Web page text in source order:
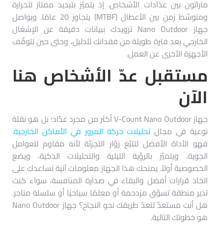
ماراثون بين عدّادات الأشخاص. إذ يتميّز بتبديد ممتاز للحرارة
ومتوسّط زمن بين الأعطال (MTBF) يتجاوز 20 عامًا. ويواصل
جهاز Nano Outdoor تزويدك ببيانات دقيقة عن الإشغال
الخارجي بعد فترة طويلة من فقدانك للدليل، وحتى حين تتوقّف
الأجهزة الأخرى عن العمل.
مستقبل عدّ الأشخاص هنا
الآن
جهاز V-Count Nano Outdoor أكثر من مجرد عدّاد؛ بل هو نقلة
نوعية في مجال تحليلات حركة المرور في الأماكن الخارجية.
فهو الأداة الأفضل لتتبّع زوّار التجزئة لأنه مقاوم للعوامل
الجوية، ويتميّز بالرؤية الليلية والتحليلات الذكية، ويضع
الخصوصية أولاً. يمنحك هذا الجهاز معلومات آنية تساعدك على
اتخاذ قرارات أفضل والبقاء في صدارة المنافسة، سواء كنت
تدير منطقة تسوّق مزدحمة أو معلمًا سياحيًا أو سلسلة متاجر.
هل أنت مستعدّ لتعدّ طريقك نحو النجاح؟ جهاز Nano Outdoor
هو خطوتك التالية.